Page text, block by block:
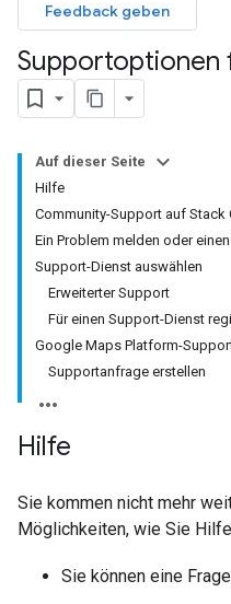
Feedback geben
Supportoptionen
Auf dieser Seite
Hilfe
Community-Support auf Stack
Ein Problem melden oder
Support-Dienst auswählen
Erweiterter Support
Für einen Support-Dienst
Google Maps Platform-
Supportanfrage erstellen
Hilfe
Sie kommen nicht mehr
Möglichkeiten, wie Sie
Sie können eine